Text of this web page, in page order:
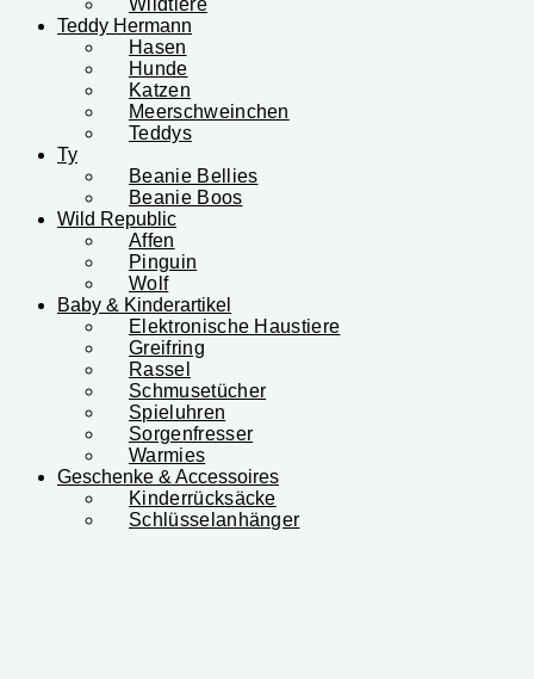
Wildtiere
Teddy Hermann
Hasen
Hunde
Katzen
Meerschweinchen
Teddys
Ty
Beanie Bellies
Beanie Boos
Wild Republic
Affen
Pinguin
Wolf
Baby & Kinderartikel
Elektronische Haustiere
Greifring
Rassel
Schmusetücher
Spieluhren
Sorgenfresser
Warmies
Geschenke & Accessoires
Kinderrücksäcke
Schlüsselanhänger